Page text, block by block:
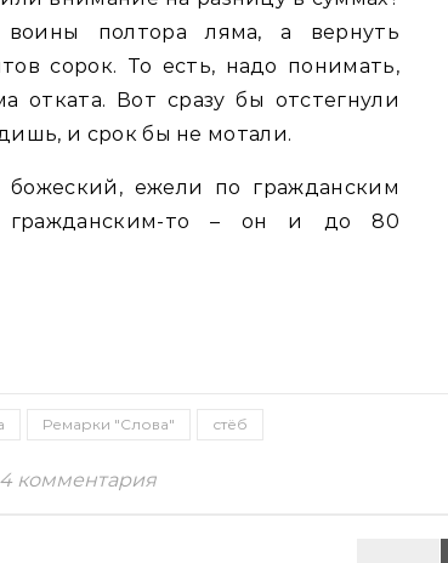
полтора ляма, а вернуть
сорок. То есть, надо понимать,
отката. Вот сразу бы отстегнули
и срок бы не мотали.
божеский, ежели по гражданским
гражданским-то – он и до 80
Ремарки "Слова" стёб
4 комментария